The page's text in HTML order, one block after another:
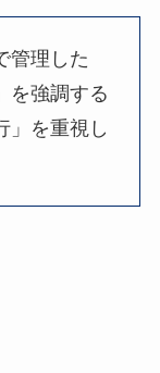
管理した
を強調する
」を重視し